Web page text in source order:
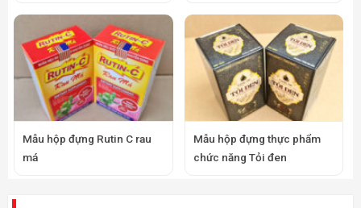
Mẫu hộp đựng Rutin C rau
má
Mẫu hộp đựng thực phẩm
chức năng Tỏi đen